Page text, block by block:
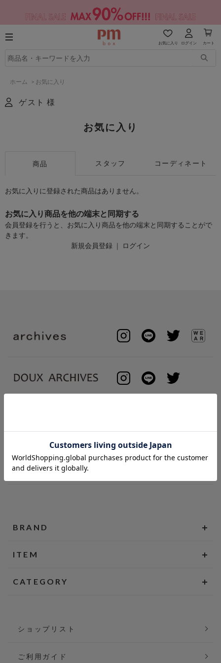
お気に入り ログイン カート
ホーム > お気に入り
ゲスト 様
お気に入り
商品 スタッフ コーディネート
お気に入りに登録された商品はありません。
お気に入り商品を他の端末と同期する
会員登録を行うと、お気に入り商品を他の端末と同期することがで
きます。
新規会員登録 ｜ ログイン
BRAND
ITEM
CATEGORY
ショップリスト
ご利用ガイド